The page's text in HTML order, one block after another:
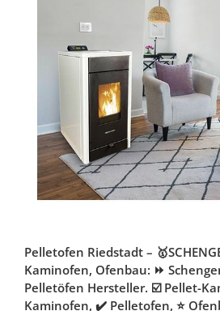
Pelletofen Riedstadt –
Kaminofen, Ofenbau: ⏩
Pelletöfen Hersteller. ☑️ Pellet-
Kaminofen, ✔️ Pelletofen, ⭐